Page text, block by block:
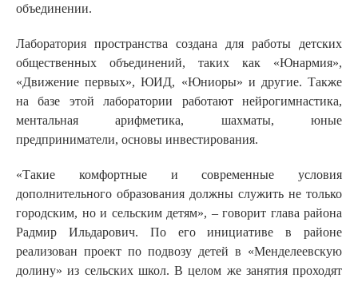
объединении.
Лаборатория пространства создана для работы детских
общественных объединений, таких как «Юнармия»,
«Движение первых», ЮИД, «Юниоры» и другие. Также
на базе этой лаборатории работают нейрогимнастика,
ментальная арифметика, шахматы, юные
предприниматели, основы инвестирования.
«Такие комфортные и современные условия
дополнительного образования должны служить не только
городским, но и сельским детям», – говорит глава района
Радмир Ильдарович. По его инициативе в районе
реализован проект по подвозу детей в «Менделеевскую
долину» из сельских школ. В целом же занятия проходят